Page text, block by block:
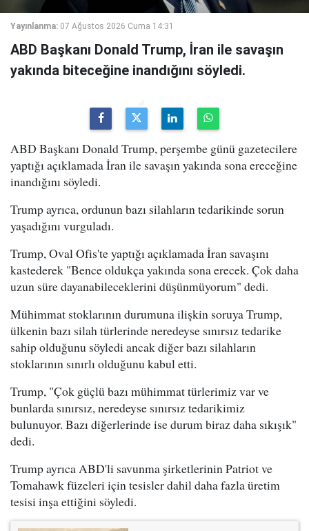
Yayınlanma: 07 Ağustos 2026 Cuma 14:31
ABD Başkanı Donald Trump, İran ile savaşın
yakında biteceğine inandığını söyledi.
ABD Başkanı Donald Trump, perşembe günü gazetecilere
yaptığı açıklamada İran ile savaşın yakında sona ereceğine
inandığını söyledi.
Trump ayrıca, ordunun bazı silahların tedarikinde sorun
yaşadığını vurguladı.
Trump, Oval Ofis'te yaptığı açıklamada İran savaşını
kastederek "Bence oldukça yakında sona erecek. Çok daha
uzun süre dayanabileceklerini düşünmüyorum" dedi.
Mühimmat stoklarının durumuna ilişkin soruya Trump,
ülkenin bazı silah türlerinde neredeyse sınırsız tedarike
sahip olduğunu söyledi ancak diğer bazı silahların
stoklarının sınırlı olduğunu kabul etti.
Trump, "Çok güçlü bazı mühimmat türlerimiz var ve
bunlarda sınırsız, neredeyse sınırsız tedarikimiz
bulunuyor. Bazı diğerlerinde ise durum biraz daha sıkışık"
dedi.
Trump ayrıca ABD'li savunma şirketlerinin Patriot ve
Tomahawk füzeleri için tesisler dahil daha fazla üretim
tesisi inşa ettiğini söyledi.